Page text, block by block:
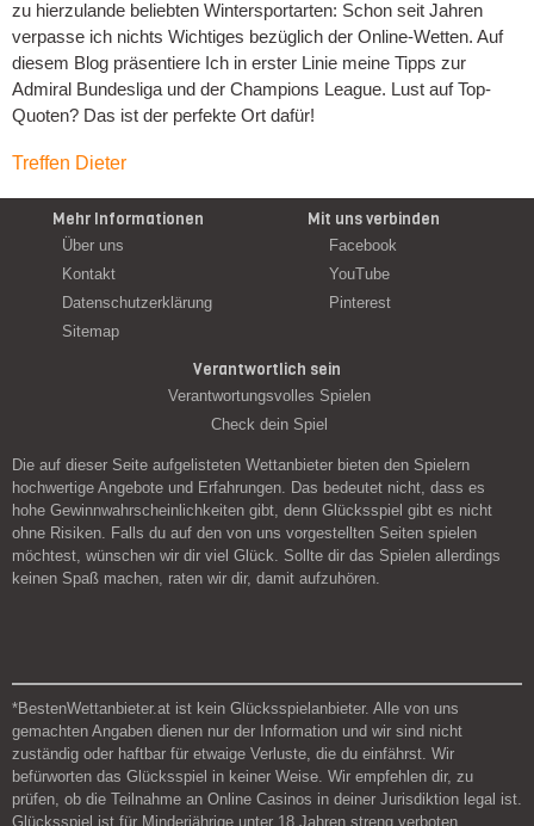
zu hierzulande beliebten Wintersportarten: Schon seit Jahren
verpasse ich nichts Wichtiges bezüglich der Online-Wetten. Auf
diesem Blog präsentiere Ich in erster Linie meine Tipps zur
Admiral Bundesliga und der Champions League. Lust auf Top-
Quoten? Das ist der perfekte Ort dafür!
Treffen Dieter
Mehr Informationen
Über uns
Kontakt
Datenschutzerklärung
Sitemap
Mit uns verbinden
Facebook
YouTube
Pinterest
Verantwortlich sein
Verantwortungsvolles Spielen
Check dein Spiel
Die auf dieser Seite aufgelisteten Wettanbieter bieten den Spielern
hochwertige Angebote und Erfahrungen. Das bedeutet nicht, dass es
hohe Gewinnwahrscheinlichkeiten gibt, denn Glücksspiel gibt es nicht
ohne Risiken. Falls du auf den von uns vorgestellten Seiten spielen
möchtest, wünschen wir dir viel Glück. Sollte dir das Spielen allerdings
keinen Spaß machen, raten wir dir, damit aufzuhören.
*BestenWettanbieter.at ist kein Glücksspielanbieter. Alle von uns
gemachten Angaben dienen nur der Information und wir sind nicht
zuständig oder haftbar für etwaige Verluste, die du einfährst. Wir
befürworten das Glücksspiel in keiner Weise. Wir empfehlen dir, zu
prüfen, ob die Teilnahme an Online Casinos in deiner Jurisdiktion legal ist.
Glücksspiel ist für Minderjährige unter 18 Jahren streng verboten.